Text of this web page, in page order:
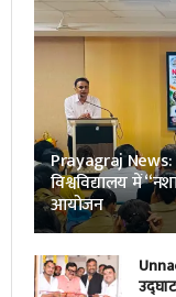
Prayagraj News:
विश्वविद्यालय में
आयोजन